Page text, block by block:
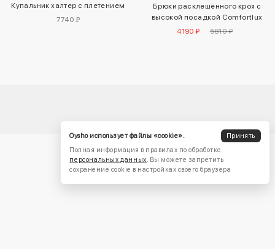
Купальник халтер с плетением
7740 ₽
Брюки расклешённого кроя с
высокой посадкой Comfortlux
4190 ₽
5810 ₽
Oysho использует файлы «cookie».
Принять
Полная информация в правилах по обработке
персональных данных. Вы можете запретить
сохранение cookie в настройках своего браузера